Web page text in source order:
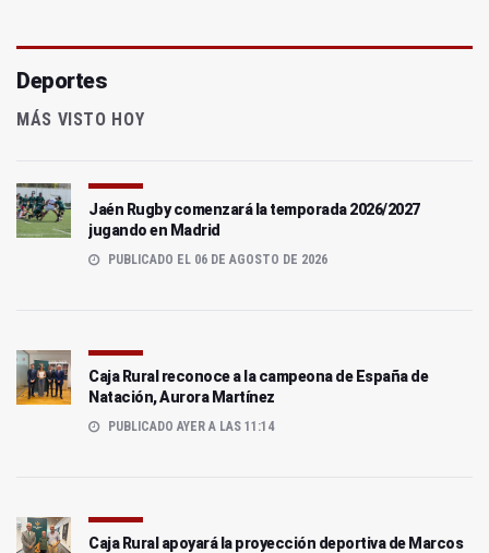
Deportes
MÁS VISTO HOY
Jaén Rugby comenzará la temporada 2026/2027
jugando en Madrid
PUBLICADO EL 06 DE AGOSTO DE 2026
Caja Rural reconoce a la campeona de España de
Natación, Aurora Martínez
PUBLICADO AYER A LAS 11:14
Caja Rural apoyará la proyección deportiva de Marcos